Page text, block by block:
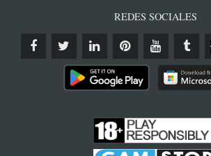
REDES SOCIALES